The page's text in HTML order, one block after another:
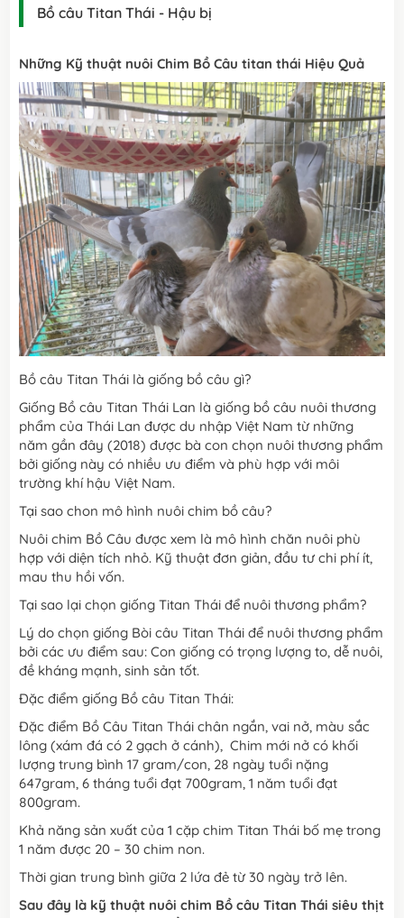
Bồ câu Titan Thái - Hậu bị
Những Kỹ thuật nuôi Chim Bồ Câu titan thái Hiệu Quả
Bồ câu Titan Thái là giống bồ câu gì?
Giống Bồ câu Titan Thái Lan là giống bồ câu nuôi thương
phẩm của Thái Lan được du nhập Việt Nam từ những
năm gần đây (2018) được bà con chọn nuôi thương phẩm
bởi giống này có nhiều ưu điểm và phù hợp với môi
trường khí hậu Việt Nam.
Tại sao chon mô hình nuôi chim bồ câu?
Nuôi chim Bồ Câu được xem là mô hình chăn nuôi phù
hợp với diện tích nhỏ. Kỹ thuật đơn giản, đầu tư chi phí ít,
mau thu hồi vốn.
Tại sao lại chọn giống Titan Thái để nuôi thương phẩm?
Lý do chọn giống Bòi câu Titan Thái để nuôi thương phẩm
bởi các ưu điểm sau: Con giống có trọng lượng to, dễ nuôi,
đề kháng mạnh, sinh sản tốt.
Đặc điểm giống Bồ câu Titan Thái:
Đặc điểm Bồ Câu Titan Thái chân ngắn, vai nở, màu sắc
lông (xám đá có 2 gạch ở cánh), Chim mới nở có khối
lượng trung bình 17 gram/con, 28 ngày tuổi nặng
647gram, 6 tháng tuổi đạt 700gram, 1 năm tuổi đạt
800gram.
Khả năng sản xuất của 1 cặp chim Titan Thái bố mẹ trong
1 năm được 20 – 30 chim non.
Thời gian trung bình giữa 2 lứa đẻ từ 30 ngày trở lên.
Sau đây là kỹ thuật nuôi chim Bồ câu Titan Thái siêu thịt